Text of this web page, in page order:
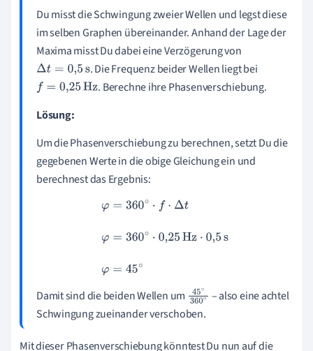
Du misst die Schwingung zweier Wellen und legst diese
im selben Graphen übereinander. Anhand der Lage der
Maxima misst Du dabei eine Verzögerung von
Δt= 0,5 s
. Die Frequenz beider Wellen liegt bei
f= 0,25Hz
. Berechne ihre Phasenverschiebung.
Lösung:
Um die Phasenverschiebung zu berechnen, setzt Du die
gegebenen Werte in die obige Gleichung ein und
berechnest das Ergebnis:
360∘ ⋅f⋅ Δtφ= 360∘ ⋅ 0,25
Damit sind die beiden Wellen um 45∘
360
– also eine achtel
Schwingung zueinander verschoben.
Mit dieser Phasenverschiebung könntest Du nun auf die